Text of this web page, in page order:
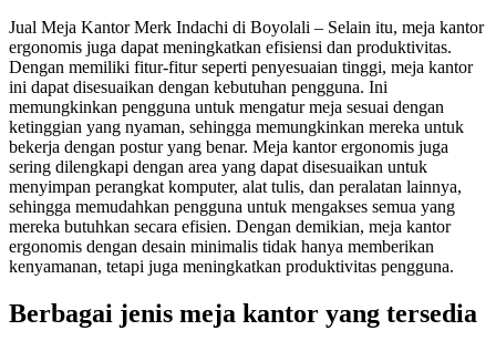
Jual Meja Kantor Merk Indachi di Boyolali – Selain itu, meja kantor
ergonomis juga dapat meningkatkan efisiensi dan produktivitas.
Dengan memiliki fitur-fitur seperti penyesuaian tinggi, meja kantor
ini dapat disesuaikan dengan kebutuhan pengguna. Ini
memungkinkan pengguna untuk mengatur meja sesuai dengan
ketinggian yang nyaman, sehingga memungkinkan mereka untuk
bekerja dengan postur yang benar. Meja kantor ergonomis juga
sering dilengkapi dengan area yang dapat disesuaikan untuk
menyimpan perangkat komputer, alat tulis, dan peralatan lainnya,
sehingga memudahkan pengguna untuk mengakses semua yang
mereka butuhkan secara efisien. Dengan demikian, meja kantor
ergonomis dengan desain minimalis tidak hanya memberikan
kenyamanan, tetapi juga meningkatkan produktivitas pengguna.
Berbagai jenis meja kantor yang tersedia